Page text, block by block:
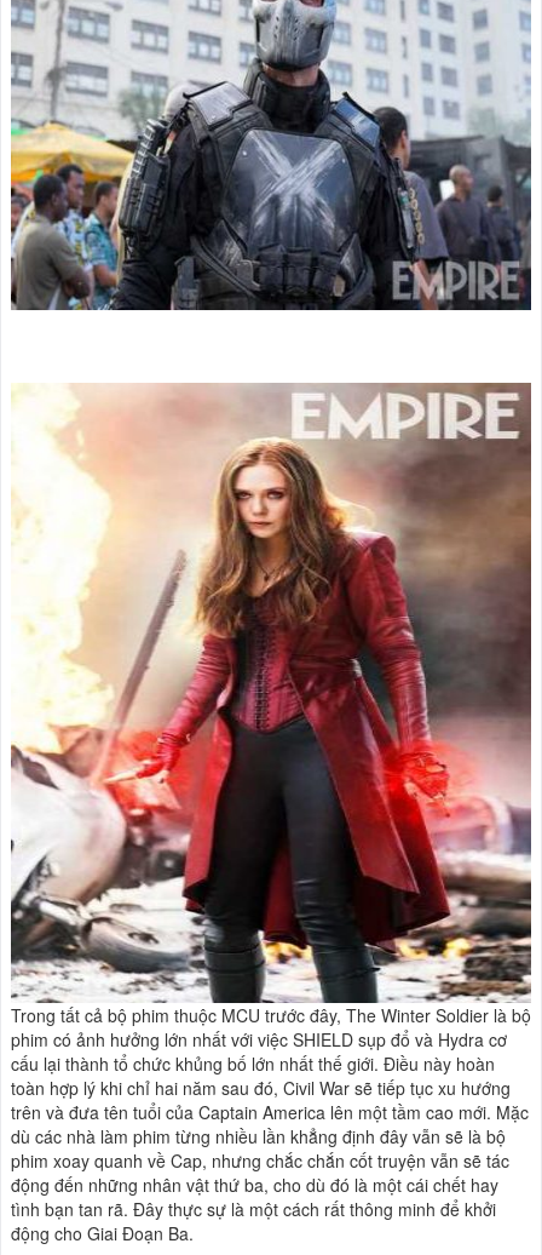
Trong tất cả bộ phim thuộc MCU trước đây, The Winter Soldier là bộ
phim có ảnh hưởng lớn nhất với việc SHIELD sụp đổ và Hydra cơ
cấu lại thành tổ chức khủng bố lớn nhất thế giới. Điều này hoàn
toàn hợp lý khi chỉ hai năm sau đó, Civil War sẽ tiếp tục xu hướng
trên và đưa tên tuổi của Captain America lên một tầm cao mới. Mặc
dù các nhà làm phim từng nhiều lần khẳng định đây vẫn sẽ là bộ
phim xoay quanh về Cap, nhưng chắc chắn cốt truyện vẫn sẽ tác
động đến những nhân vật thứ ba, cho dù đó là một cái chết hay
tình bạn tan rã. Đây thực sự là một cách rất thông minh để khởi
động cho Giai Đoạn Ba.